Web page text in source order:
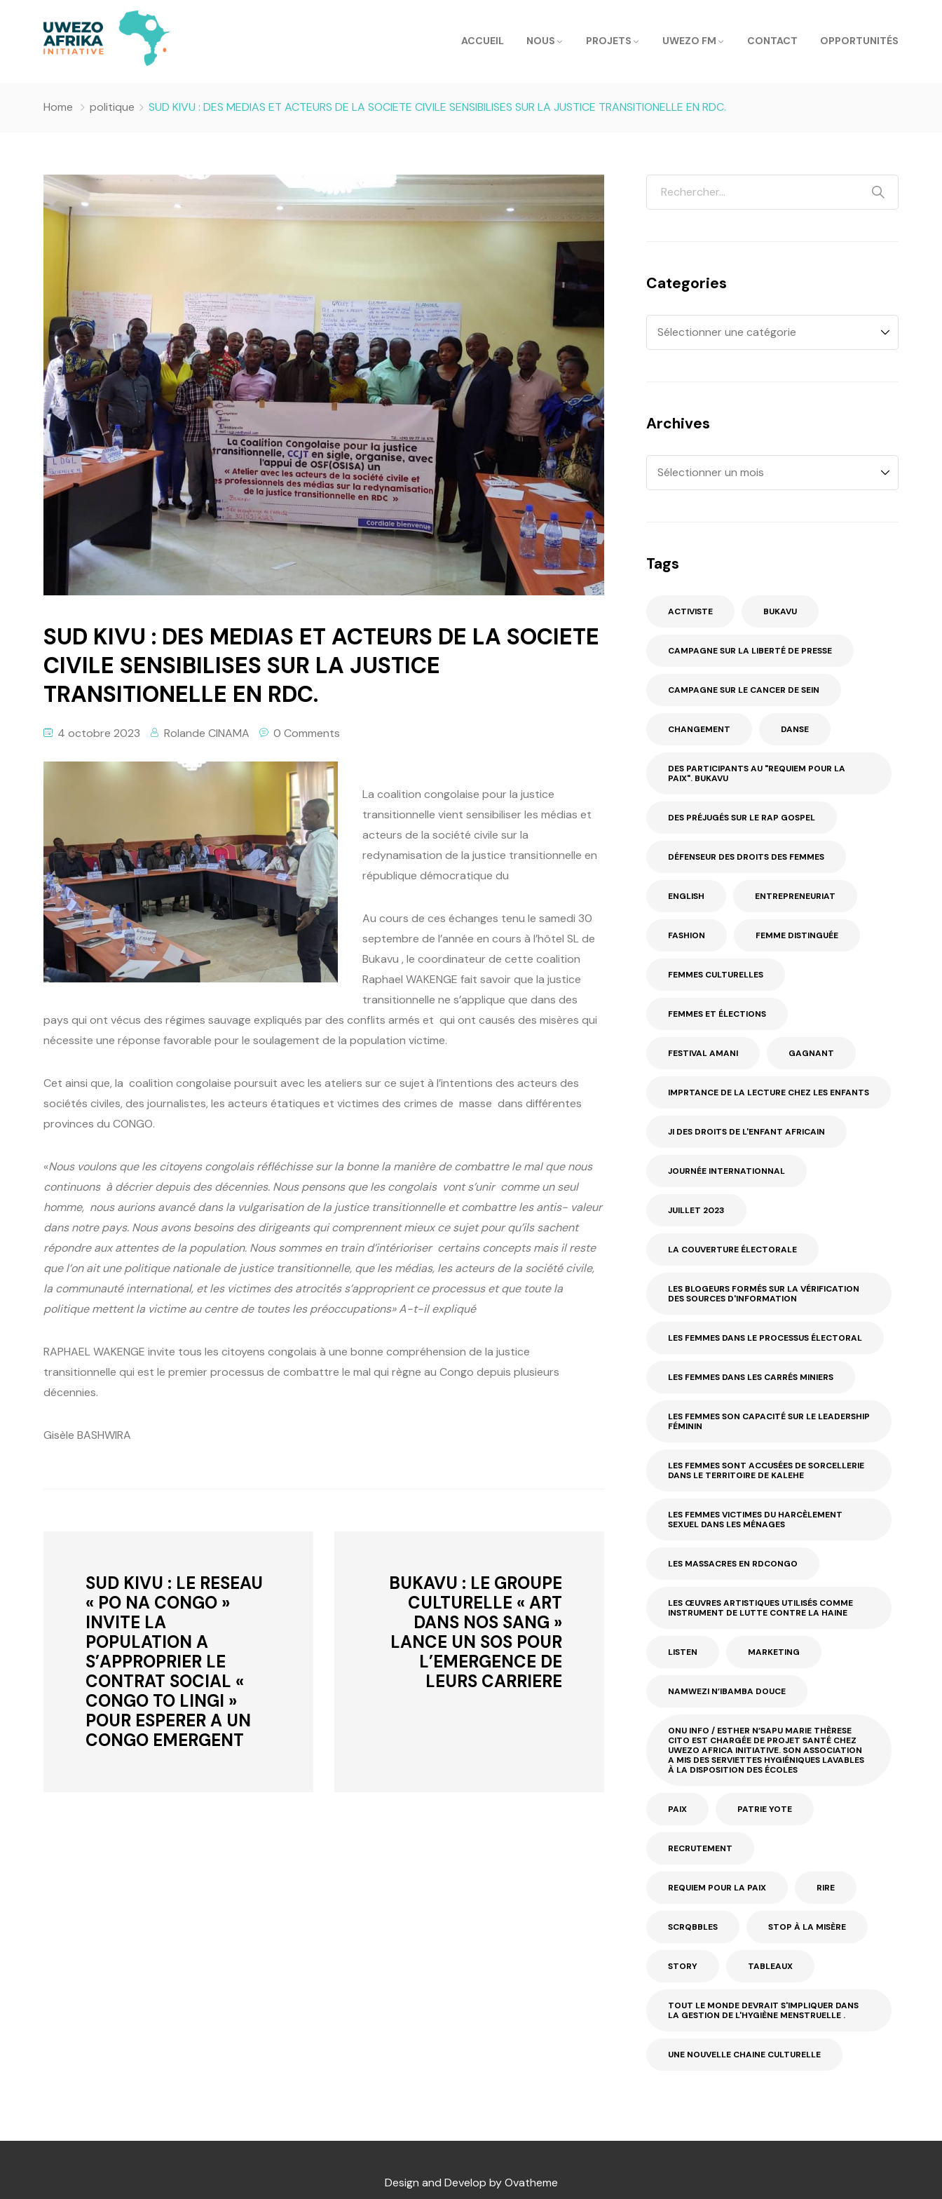
ACCUEIL NOUS PROJETS UWEZO FM CONTACT OPPORTUNITÉS
Home politique SUD KIVU : DES MEDIAS ET ACTEURS DE LA SOCIETE CIVILE SENSIBILISES SUR LA JUSTICE TRANSITIONELLE EN RDC.
SUD KIVU : DES MEDIAS ET ACTEURS DE LA SOCIETE
CIVILE SENSIBILISES SUR LA JUSTICE
TRANSITIONELLE EN RDC.
4 octobre 2023 Rolande CINAMA 0 Comments
La coalition congolaise pour la justice
transitionnelle vient sensibiliser les médias et
acteurs de la société civile sur la
redynamisation de la justice transitionnelle en
république démocratique du
Au cours de ces échanges tenu le samedi 30
septembre de l’année en cours à l’hôtel SL de
Bukavu , le coordinateur de cette coalition
Raphael WAKENGE fait savoir que la justice
transitionnelle ne s’applique que dans des
pays qui ont vécus des régimes sauvage expliqués par des conflits armés et qui ont causés des misères qui
nécessite une réponse favorable pour le soulagement de la population victime.
Cet ainsi que, la coalition congolaise poursuit avec les ateliers sur ce sujet à l’intentions des acteurs des
sociétés civiles, des journalistes, les acteurs étatiques et victimes des crimes de masse dans différentes
provinces du CONGO.
«Nous voulons que les citoyens congolais réfléchisse sur la bonne la manière de combattre le mal que nous
continuons à décrier depuis des décennies. Nous pensons que les congolais vont s’unir comme un seul
homme, nous aurions avancé dans la vulgarisation de la justice transitionnelle et combattre les antis- valeur
dans notre pays. Nous avons besoins des dirigeants qui comprennent mieux ce sujet pour qu’ils sachent
répondre aux attentes de la population. Nous sommes en train d’intérioriser certains concepts mais il reste
que l’on ait une politique nationale de justice transitionnelle, que les médias, les acteurs de la société civile,
la communauté international, et les victimes des atrocités s’approprient ce processus et que toute la
politique mettent la victime au centre de toutes les préoccupations» A-t-il expliqué
RAPHAEL WAKENGE invite tous les citoyens congolais à une bonne compréhension de la justice
transitionnelle qui est le premier processus de combattre le mal qui règne au Congo depuis plusieurs
décennies.
Gisèle BASHWIRA
SUD KIVU : LE RESEAU
« PO NA CONGO »
INVITE LA
POPULATION A
S’APPROPRIER LE
CONTRAT SOCIAL «
CONGO TO LINGI »
POUR ESPERER A UN
CONGO EMERGENT
BUKAVU : LE GROUPE
CULTURELLE « ART
DANS NOS SANG »
LANCE UN SOS POUR
L’EMERGENCE DE
LEURS CARRIERE
Categories
Archives
Tags
ACTIVISTE BUKAVU
CAMPAGNE SUR LA LIBERTÉ DE PRESSE
CAMPAGNE SUR LE CANCER DE SEIN
CHANGEMENT DANSE
DES PARTICIPANTS AU "REQUIEM POUR LA
PAIX". BUKAVU
DES PRÉJUGÉS SUR LE RAP GOSPEL
DÉFENSEUR DES DROITS DES FEMMES
ENGLISH ENTREPRENEURIAT
FASHION FEMME DISTINGUÉE
FEMMES CULTURELLES
FEMMES ET ÉLECTIONS
FESTIVAL AMANI GAGNANT
IMPRTANCE DE LA LECTURE CHEZ LES ENFANTS
JI DES DROITS DE L'ENFANT AFRICAIN
JOURNÉE INTERNATIONNAL
JUILLET 2023
LA COUVERTURE ÉLECTORALE
LES BLOGEURS FORMÉS SUR LA VÉRIFICATION
DES SOURCES D'INFORMATION
LES FEMMES DANS LE PROCESSUS ÉLECTORAL
LES FEMMES DANS LES CARRÉS MINIERS
LES FEMMES SON CAPACITÉ SUR LE LEADERSHIP
FÉMININ
LES FEMMES SONT ACCUSÉES DE SORCELLERIE
DANS LE TERRITOIRE DE KALEHE
LES FEMMES VICTIMES DU HARCÈLEMENT
SEXUEL DANS LES MÉNAGES
LES MASSACRES EN RDCONGO
LES ŒUVRES ARTISTIQUES UTILISÉS COMME
INSTRUMENT DE LUTTE CONTRE LA HAINE
LISTEN MARKETING
NAMWEZI N’IBAMBA DOUCE
ONU INFO / ESTHER N’SAPU MARIE THÈRESE
CITO EST CHARGÉE DE PROJET SANTÉ CHEZ
UWEZO AFRICA INITIATIVE. SON ASSOCIATION
A MIS DES SERVIETTES HYGIÉNIQUES LAVABLES
À LA DISPOSITION DES ÉCOLES
PAIX PATRIE YOTE
RECRUTEMENT
REQUIEM POUR LA PAIX RIRE
SCRQBBLES STOP À LA MISÈRE
STORY TABLEAUX
TOUT LE MONDE DEVRAIT S'IMPLIQUER DANS
LA GESTION DE L'HYGIÈNE MENSTRUELLE .
UNE NOUVELLE CHAINE CULTURELLE
Design and Develop by Ovatheme